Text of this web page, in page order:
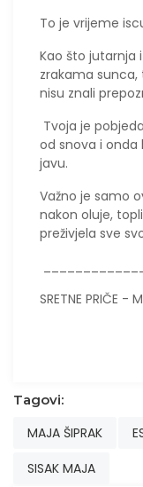
To je vrijeme
Kao što jutarnja
zrakama sunca,
nisu znali
Tvoja je
od snova i onda
javu.
​Važno je samo
nakon oluje,
preživjela sve
SRETNE PRIČE -
Tagovi:
MAJA ŠIPRAK
SISAK MAJA